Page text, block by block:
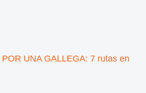
UNA GALLEGA: 7 rutas en